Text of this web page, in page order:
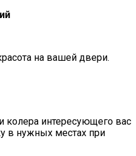
на вашей двери.
колера интересующего вас
в нужных местах при